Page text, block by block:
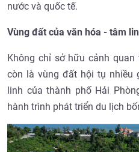
nước và quốc tế.
Vùng đất của văn hóa - tâm
Không chỉ sở hữu cảnh
còn là vùng đất hội tụ nhiều
linh của thành phố Hải
hành trình phát triển du lịch